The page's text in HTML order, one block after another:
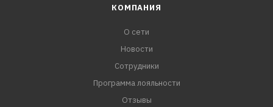
КОМПАНИЯ
О сети
Новости
Сотрудники
Программа лояльности
Отзывы